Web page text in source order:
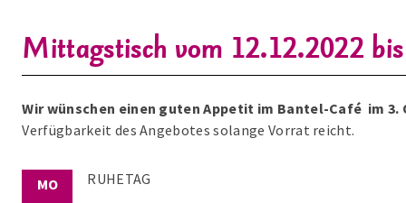
Mittagstisch vom 12.12.2022
Wir wünschen einen guten Appetit im Bantel-Café im 3.
Verfügbarkeit des Angebotes solange Vorrat reicht.
MO RUHETAG